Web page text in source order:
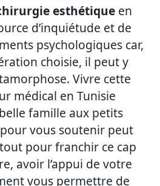
esthétique en
d’inquiétude et de
psychologiques car,
choisie, il peut y
Vivre cette
médical en Tunisie
famille aux petits
vous soutenir peut
pour franchir ce cap
avoir l’appui de votre
vous permettre de